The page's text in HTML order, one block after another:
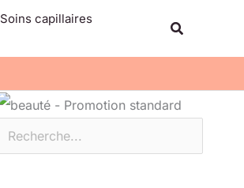
Soins capillaires
Rechercher